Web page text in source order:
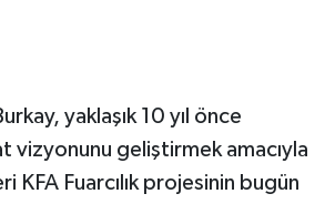
yaklaşık 10 yıl önce
vizyonunu geliştirmek amacıyla
KFA Fuarcılık projesinin bugün